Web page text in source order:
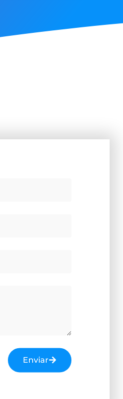
Enviar